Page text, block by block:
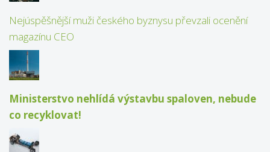
Nejúspěšnější muži českého byznysu převzali ocenění
magazínu CEO
Ministerstvo nehlídá výstavbu spaloven, nebude
co recyklovat!